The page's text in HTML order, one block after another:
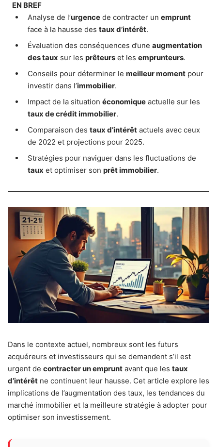
EN BREF
Analyse de l’urgencede contracter un emprunt
face à la hausse des taux d’intérêt.
Évaluation des conséquences d’une augmentation
des taux sur les prêteurset les emprunteurs.
Conseils pour déterminer le meilleur momentpour
investir dans l’immobilier.
Impact de la situation économiqueactuelle sur les
taux de crédit immobilier.
Comparaison des taux d’intérêtactuels avec ceux
de 2022 et projections pour 2025.
Stratégies pour naviguer dans les fluctuations de
taux et optimiser son prêt immobilier.
Dans le contexte actuel, nombreux sont les futurs
acquéreurs et investisseurs qui se demandent s’il est
urgent de contracter un emprunt avant que les taux
d’intérêt ne continuent leur hausse. Cet article explore les
implications de l’augmentation des taux, les tendances du
marché immobilier et la meilleure stratégie à adopter pour
optimiser son investissement.